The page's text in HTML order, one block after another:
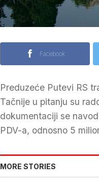
Facebook
Preduzeće Putevi RS
Tačnije u pitanju su
dokumentaciji se
PDV-a, odnosno 5
MORE STORIES